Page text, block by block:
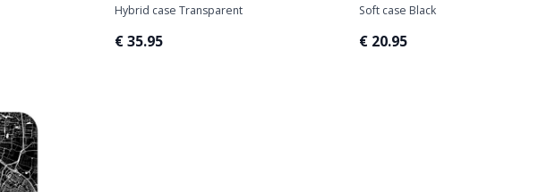
Hybrid case Transparent
€ 35.95
Soft case Black
€ 20.95